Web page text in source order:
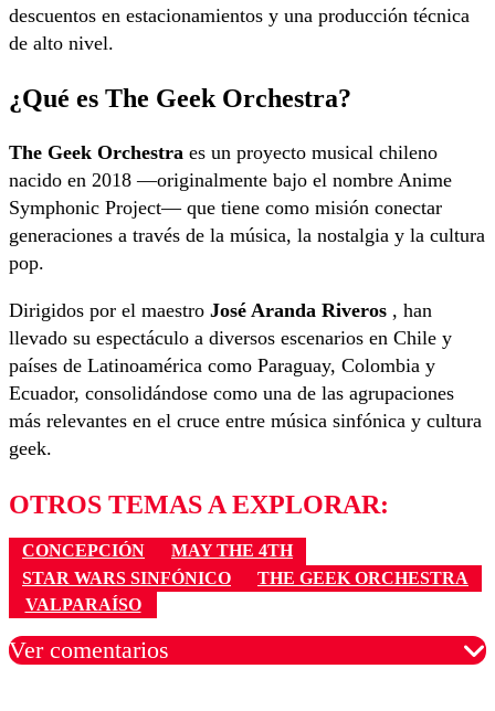
descuentos en estacionamientos y una producción técnica
de alto nivel.
¿Qué es The Geek Orchestra?
The Geek Orchestra es un proyecto musical chileno
nacido en 2018 —originalmente bajo el nombre Anime
Symphonic Project— que tiene como misión conectar
generaciones a través de la música, la nostalgia y la cultura
pop.
Dirigidos por el maestro José Aranda Riveros , han
llevado su espectáculo a diversos escenarios en Chile y
países de Latinoamérica como Paraguay, Colombia y
Ecuador, consolidándose como una de las agrupaciones
más relevantes en el cruce entre música sinfónica y cultura
geek.
OTROS TEMAS A EXPLORAR:
CONCEPCIÓN
MAY THE 4TH
STAR WARS SINFÓNICO
THE GEEK ORCHESTRA
VALPARAÍSO
Ver comentarios